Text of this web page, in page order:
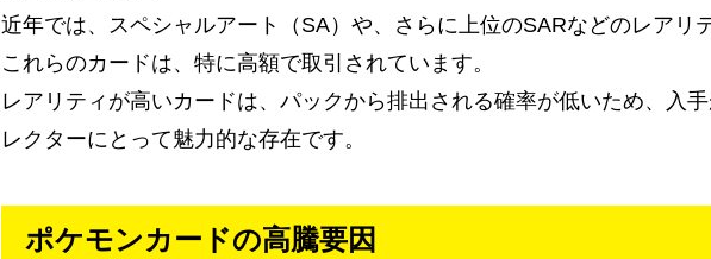
近年では、スペシャルアート（SA）や、さらに上位のSARなどのレアリ
これらのカードは、特に高額で取引されています。
レアリティが高いカードは、パックから排出される確率が低いため、入
レクターにとって魅力的な存在です。
ポケモンカードの高騰要因